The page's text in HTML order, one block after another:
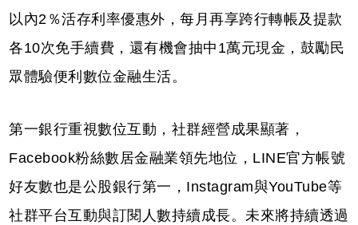
以內2％活存利率優惠外，每月再享跨行轉帳及提款
各10次免手續費，還有機會抽中1萬元現金，鼓勵民
眾體驗便利數位金融生活。
第一銀行重視數位互動，社群經營成果顯著，
Facebook粉絲數居金融業領先地位，LINE官方帳號
好友數也是公股銀行第一，Instagram與YouTube等
社群平台互動與訂閱人數持續成長。未來將持續透過